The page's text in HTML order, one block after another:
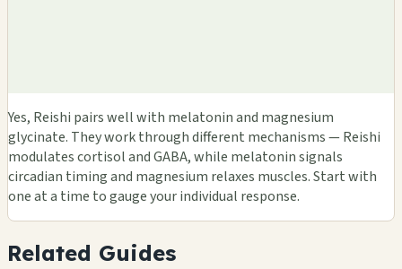
Yes, Reishi pairs well with melatonin and magnesium
glycinate. They work through different mechanisms — Reishi
modulates cortisol and GABA, while melatonin signals
circadian timing and magnesium relaxes muscles. Start with
one at a time to gauge your individual response.
Related Guides